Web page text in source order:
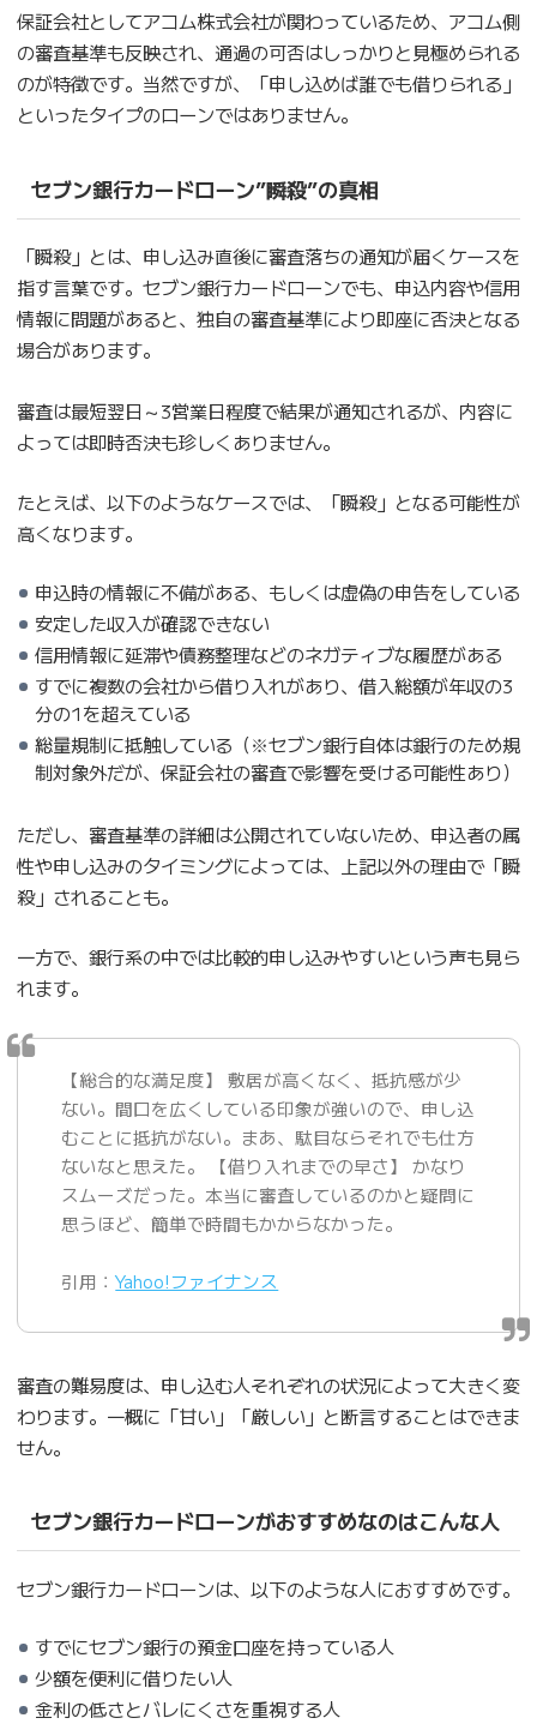
保証会社としてアコム株式会社が関わっているため、アコム側
の審査基準も反映され、通過の可否はしっかりと見極められる
のが特徴です。当然ですが、「申し込めば誰でも借りられる」
といったタイプのローンではありません。
セブン銀行カードローン”瞬殺”の真相
「瞬殺」とは、申し込み直後に審査落ちの通知が届くケースを
指す言葉です。セブン銀行カードローンでも、申込内容や信用
情報に問題があると、独自の審査基準により即座に否決となる
場合があります。
審査は最短翌日～3営業日程度で結果が通知されるが、内容に
よっては即時否決も珍しくありません。
たとえば、以下のようなケースでは、「瞬殺」となる可能性が
高くなります。
申込時の情報に不備がある、もしくは虚偽の申告をしている
安定した収入が確認できない
信用情報に延滞や債務整理などのネガティブな履歴がある
すでに複数の会社から借り入れがあり、借入総額が年収の3
分の1を超えている
総量規制に抵触している（※セブン銀行自体は銀行のため規
制対象外だが、保証会社の審査で影響を受ける可能性あり）
ただし、審査基準の詳細は公開されていないため、申込者の属
性や申し込みのタイミングによっては、上記以外の理由で「瞬
殺」されることも。
一方で、銀行系の中では比較的申し込みやすいという声も見ら
れます。
【総合的な満足度】 敷居が高くなく、抵抗感が少
ない。間口を広くしている印象が強いので、申し込
むことに抵抗がない。まあ、駄目ならそれでも仕方
ないなと思えた。 【借り入れまでの早さ】 かなり
スムーズだった。本当に審査しているのかと疑問に
思うほど、簡単で時間もかからなかった。
引用：Yahoo!ファイナンス
審査の難易度は、申し込む人それぞれの状況によって大きく変
わります。一概に「甘い」「厳しい」と断言することはできま
せん。
セブン銀行カードローンがおすすめなのはこんな人
セブン銀行カードローンは、以下のような人におすすめです。
すでにセブン銀行の預金口座を持っている人
少額を便利に借りたい人
金利の低さとバレにくさを重視する人